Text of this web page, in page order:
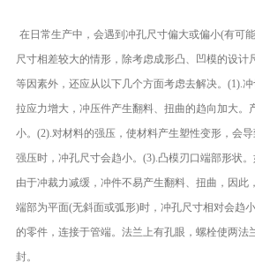
在日常生产中，会遇到冲孔尺寸偏大或偏小(有可
尺寸相差较大的情形，除考虑成形凸、凹模的设计
等因素外，还应从以下几个方面考虑去解决。 (1).
拉应力增大，冲压件产生翻料、扭曲的趋向加大。
小。 (2).对材料的强压，使材料产生塑性变形，会
强压时，冲孔尺寸会趋小。(3).凸模刃口端部形状
由于冲裁力减缓，冲件不易产生翻料、扭曲，因此
端部为平面(无斜面或弧形)时，冲孔尺寸相对会趋
的零件，连接于管端。法兰上有孔眼，螺栓使两法
封。